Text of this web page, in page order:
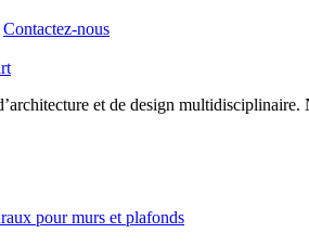
Contactez-nous
et de design multidisciplinaire.
pour murs et plafonds